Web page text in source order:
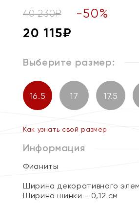
40 230₽ -50%
20 115₽
Выберите размер:
16.5 17 17.5
Как узнать свой размер
Информация
Фианиты
Ширина декоративного
Ширина шинки - 0,12 см